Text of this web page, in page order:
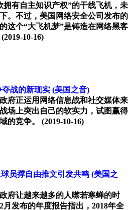
拥有自主知识产权”的干线飞机，未
。不过，美国网络安全公司发布的
这个“大飞机梦”是铸造在网络黑客
(2019-10-16)
战的新现实 (美国之音)
府正运用网络信息战和社交媒体来
场上突出自己的软实力，试图赢得
的竞争。
(2019-10-16)
员撑自由推文引发共鸣 (美国之
府让越来越多的人噤若寒蝉的时
发布的年度报告指出，2018年全